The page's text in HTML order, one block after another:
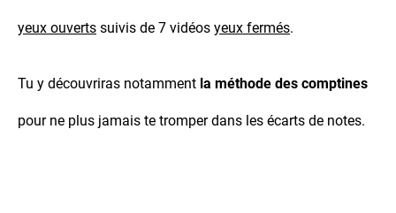
yeux ouverts suivis de 7 vidéos yeux fermés.
Tu y découvriras notamment la méthode des comptines
pour ne plus jamais te tromper dans les écarts de notes.